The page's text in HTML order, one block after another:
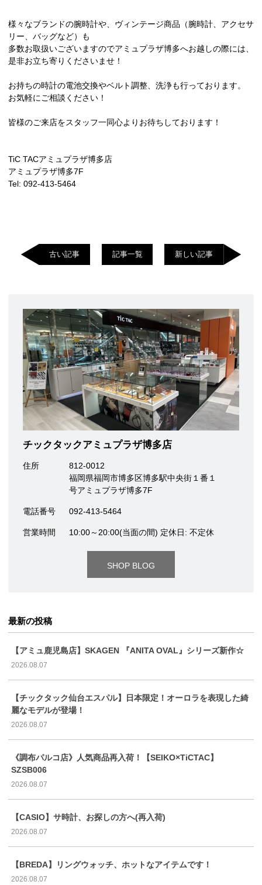
様々なブランドの腕時計や、ヴィンテージ商品（腕時計、アクセサ
リー、バッグなど）も
多数お取扱いございますのでアミュプラザ博多へお越しの際には、
是非お立ち寄りくださいませ！
お持ちの時計の電池交換やベルト調整、洗浄も行っております。
お気軽にご相談ください！
皆様のご来店をスタッフ一同心よりお待ちしております！
TiC TACアミュプラザ博多店
アミュプラザ博多7F
Tel: 092-413-5464
古い記事 記事一覧 新しい記事
チックタックアミュプラザ博多店
住所
812-0012
福岡県福岡市博多区博多駅中央街１番１
号アミュプラザ博多7F
電話番号 092-413-5464
営業時間 10:00～20:00(当面の間) 定休日: 不定休
SHOP BLOG
最新の投稿
【アミュ鹿児島店】SKAGEN 『ANITA OVAL』シリーズ新作☆
2026.08.07
【チックタック仙台エスパル】日本限定！オーロラを表現した綺
麗なモデルが登場！
2026.08.07
《調布パルコ店》人気商品再入荷！【SEIKO×TiCTAC】
SZSB006
2026.08.07
【CASIO】サ時計、お探しの方へ(再入荷)
2026.08.07
【BREDA】リングウォッチ、ホットなアイテムです！
2026.08.07